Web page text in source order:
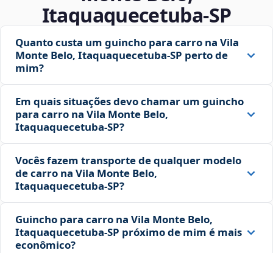
Itaquaquecetuba‑SP
Quanto custa um guincho para carro na Vila
Monte Belo, Itaquaquecetuba‑SP perto de
mim?
Em quais situações devo chamar um guincho
para carro na Vila Monte Belo,
Itaquaquecetuba‑SP?
Vocês fazem transporte de qualquer modelo
de carro na Vila Monte Belo,
Itaquaquecetuba‑SP?
Guincho para carro na Vila Monte Belo,
Itaquaquecetuba‑SP próximo de mim é mais
econômico?